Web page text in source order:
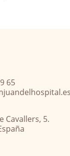
65
Cavallers, 5.